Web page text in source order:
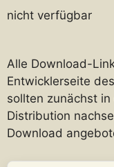
nicht verfügbar
Alle Download-
Entwicklerseite
sollten zunächst
Distribution
Download